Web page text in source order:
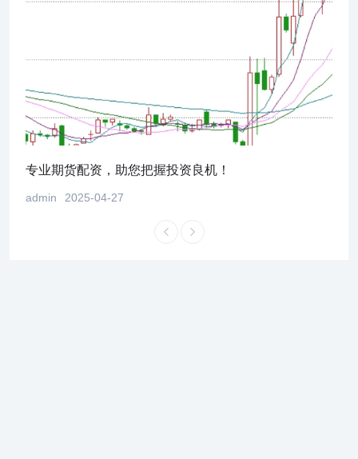
专业期货配资，助您把握投资良机！
admin 2025-04-27